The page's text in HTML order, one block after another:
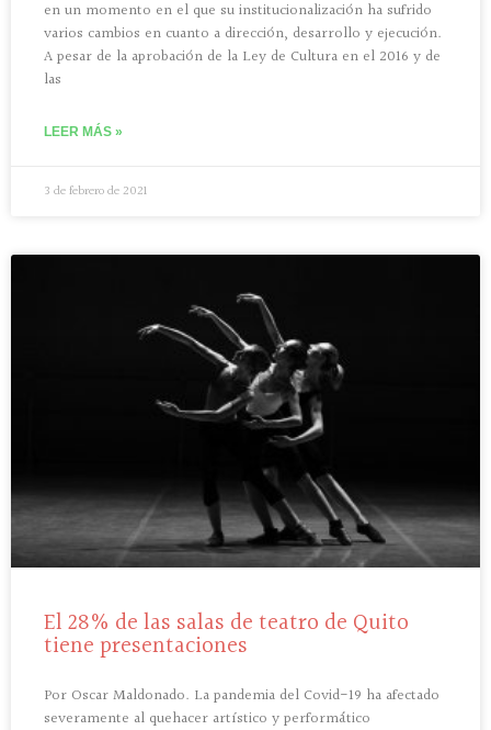
en un momento en el que su institucionalización ha sufrido
varios cambios en cuanto a dirección, desarrollo y ejecución.
A pesar de la aprobación de la Ley de Cultura en el 2016 y de
las
LEER MÁS »
3 de febrero de 2021
El 28% de las salas de teatro de Quito
tiene presentaciones
Por Oscar Maldonado. La pandemia del Covid-19 ha afectado
severamente al quehacer artístico y performático